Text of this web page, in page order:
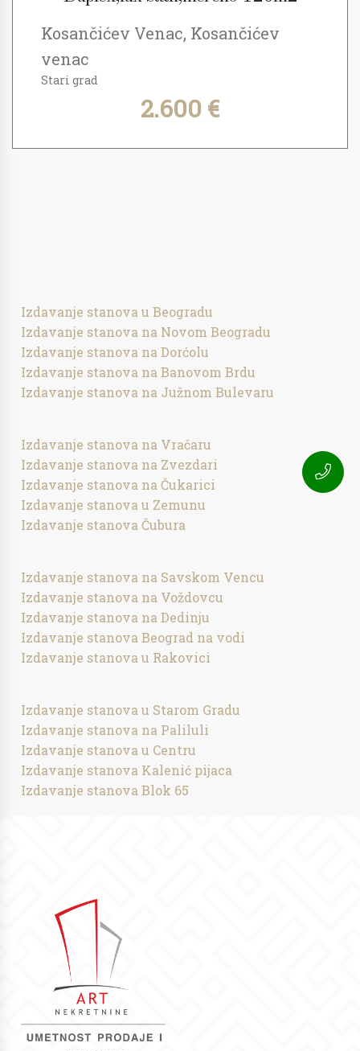
Kosančićev Venac, Kosančićev
venac
Stari grad
2.600 €
Izdavanje stanova u Beogradu
Izdavanje stanova na Novom Beogradu
Izdavanje stanova na Dorćolu
Izdavanje stanova na Banovom Brdu
Izdavanje stanova na Južnom Bulevaru
Izdavanje stanova na Vračaru
Izdavanje stanova na Zvezdari
Izdavanje stanova na Čukarici
Izdavanje stanova u Zemunu
Izdavanje stanova Čubura
Izdavanje stanova na Savskom Vencu
Izdavanje stanova na Voždovcu
Izdavanje stanova na Dedinju
Izdavanje stanova Beograd na vodi
Izdavanje stanova u Rakovici
Izdavanje stanova u Starom Gradu
Izdavanje stanova na Paliluli
Izdavanje stanova u Centru
Izdavanje stanova Kalenić pijaca
Izdavanje stanova Blok 65